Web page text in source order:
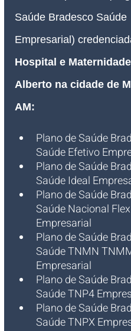
Saúde Bradesco Saúde
Empresarial)
Hospital e
Alberto na cidade de
AM:
Plano de Saúde
Saúde Efetivo
Plano de Saúde
Saúde Ideal
Plano de Saúde
Saúde Nacional Flex
Empresarial
Plano de Saúde
Saúde TNMN
Empresarial
Plano de Saúde
Saúde TNP4
Plano de Saúde
Saúde TNPX